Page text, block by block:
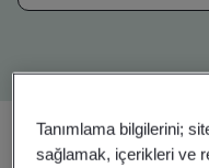
Tanımlama bilgilerini;
sağlamak, içerikleri ve